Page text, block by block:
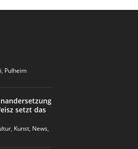
, Pulheim
setzt das
, Kunst, News,